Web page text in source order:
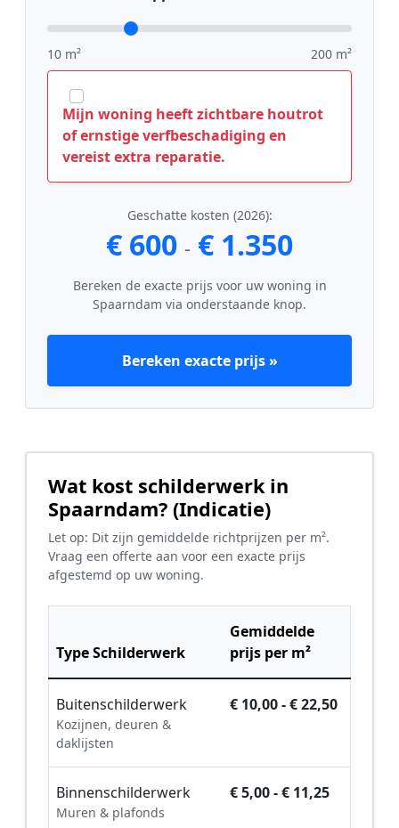
10 m² 200 m²
Mijn woning heeft zichtbare houtrot
of ernstige verfbeschadiging en
vereist extra reparatie.
Geschatte kosten (2026):
€ 600 - € 1.350
Bereken de exacte prijs voor uw woning in
Spaarndam via onderstaande knop.
Bereken exacte prijs »
Wat kost schilderwerk in
Spaarndam? (Indicatie)
Let op: Dit zijn gemiddelde richtprijzen per m².
Vraag een offerte aan voor een exacte prijs
afgestemd op uw woning.
Type Schilderwerk
Gemiddelde
prijs per m²
Buitenschilderwerk
Kozijnen, deuren &
daklijsten
€ 10,00 - € 22,50
Binnenschilderwerk
Muren & plafonds
€ 5,00 - € 11,25